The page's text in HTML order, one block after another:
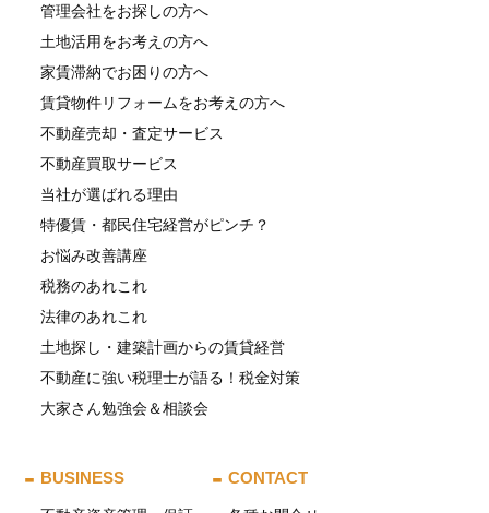
管理会社をお探しの方へ
土地活用をお考えの方へ
家賃滞納でお困りの方へ
賃貸物件リフォームをお考えの方へ
不動産売却・査定サービス
不動産買取サービス
当社が選ばれる理由
特優賃・都民住宅経営がピンチ？
お悩み改善講座
税務のあれこれ
法律のあれこれ
土地探し・建築計画からの賃貸経営
不動産に強い税理士が語る！税金対策
大家さん勉強会＆相談会
BUSINESS CONTACT